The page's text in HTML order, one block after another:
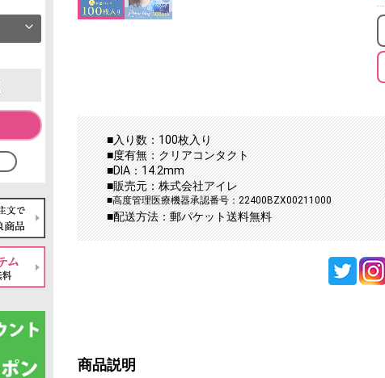
■入り数：100枚入り
■度有無：クリアコンタクト
■DIA：14.2mm
■販売元：株式会社アイレ
■高度管理医療機器承認番号：22400BZX00211000
■配送方法：郵パケット送料無料
商品説明